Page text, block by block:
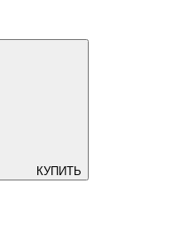
КУПИТЬ